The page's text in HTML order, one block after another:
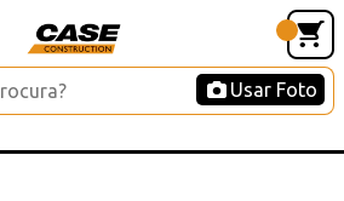
Usar Foto